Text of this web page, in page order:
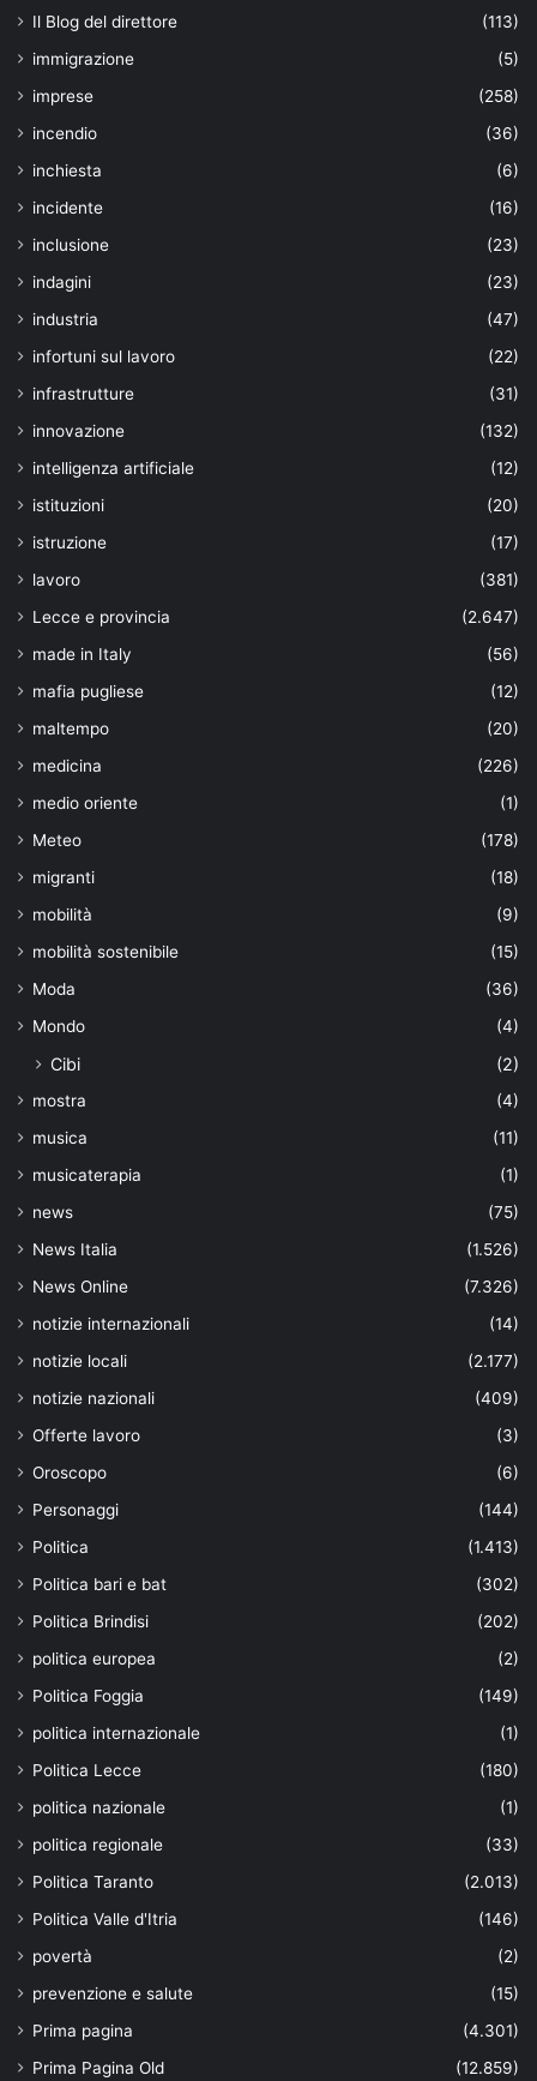
Il Blog del direttore
(113)
immigrazione
(5)
imprese
(258)
incendio
(36)
inchiesta
(6)
incidente
(16)
inclusione
(23)
indagini
(23)
industria
(47)
infortuni sul lavoro
(22)
infrastrutture
(31)
innovazione
(132)
intelligenza artificiale
(12)
istituzioni
(20)
istruzione
(17)
lavoro
(381)
Lecce e provincia
(2.647)
made in Italy
(56)
mafia pugliese
(12)
maltempo
(20)
medicina
(226)
medio oriente
(1)
Meteo
(178)
migranti
(18)
mobilità
(9)
mobilità sostenibile
(15)
Moda
(36)
Mondo
(4)
Cibi (2)
mostra
(4)
musica
(11)
musicaterapia
(1)
news
(75)
News Italia
(1.526)
News Online
(7.326)
notizie internazionali
(14)
notizie locali
(2.177)
notizie nazionali
(409)
Offerte lavoro
(3)
Oroscopo
(6)
Personaggi
(144)
Politica
(1.413)
Politica bari e bat
(302)
Politica Brindisi
(202)
politica europea
(2)
Politica Foggia
(149)
politica internazionale
(1)
Politica Lecce
(180)
politica nazionale
(1)
politica regionale
(33)
Politica Taranto
(2.013)
Politica Valle d'Itria
(146)
povertà
(2)
prevenzione e salute
(15)
Prima pagina
(4.301)
Prima Pagina Old
(12.859)